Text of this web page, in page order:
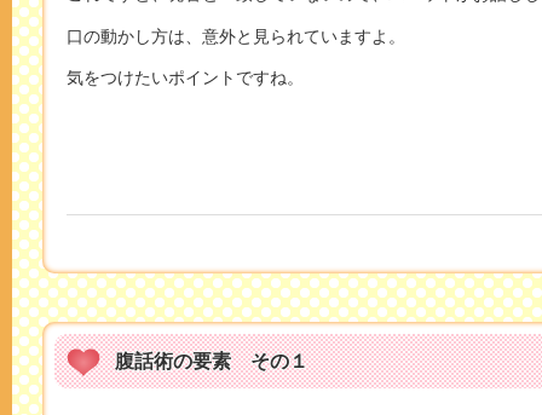
口の動かし方は、意外と見られていますよ。
気をつけたいポイントですね。
腹話術の要素 その１